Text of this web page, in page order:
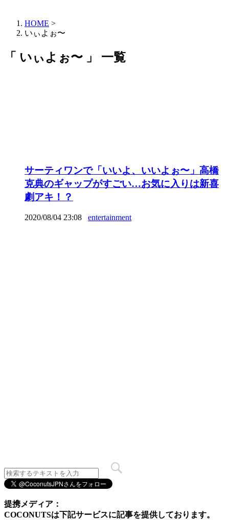
HOME >
いぃよぉ〜
「 いぃよぉ〜 」 一覧
サーティワンで「いいよ、いいよぉ〜」高橋
克典のギャップがすごい…お気に入りは新喜
劇アキ！？
2020/08/04 23:08 entertainment
提携メディア：
COCONUTSは下記サービスに記事を提供しております。